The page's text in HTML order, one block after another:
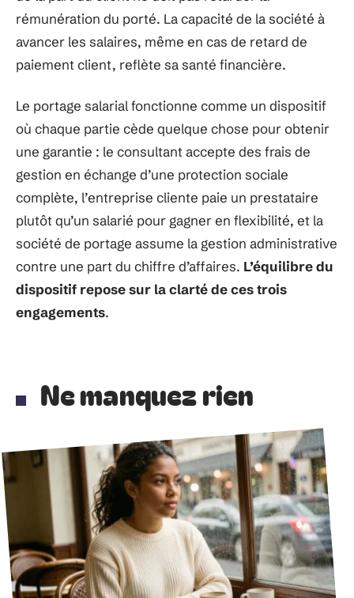
rémunération du porté. La capacité de la société à
avancer les salaires, même en cas de retard de
paiement client, reflète sa santé financière.
Le portage salarial fonctionne comme un dispositif
où chaque partie cède quelque chose pour obtenir
une garantie : le consultant accepte des frais de
gestion en échange d’une protection sociale
complète, l’entreprise cliente paie un prestataire
plutôt qu’un salarié pour gagner en flexibilité, et la
société de portage assume la gestion administrative
contre une part du chiffre d’affaires. L’équilibre du
dispositif repose sur la clarté de ces trois
engagements.
Ne manquez rien